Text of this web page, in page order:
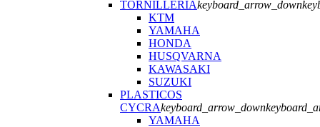
TORNILLERIAkeyboard_arrow_down
KTM
YAMAHA
HONDA
HUSQVARNA
KAWASAKI
SUZUKI
PLASTICOS
CYCRAkeyboard_arrow_down
YAMAHA